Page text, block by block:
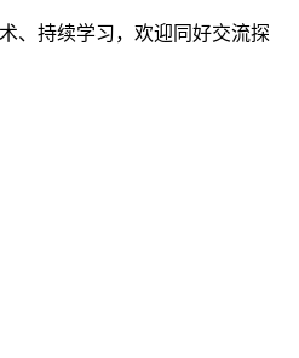
、持续学习，欢迎同好交流探